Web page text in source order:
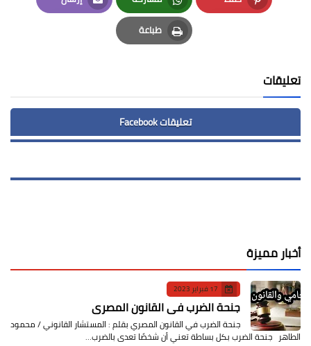
Pinterest
Whatsapp
Email
طباعة
Print
تعليقات
تعليقات Facebook
أخبار مميزة
17 فبراير 2023
جنحة الضرب في القانون المصري
جنحة الضرب في القانون المصري بقلم : المستشار القانوني / محمود
الطاهر جنحة الضرب بكل بساطة تعني أن شخصًا تعدى بالضرب…